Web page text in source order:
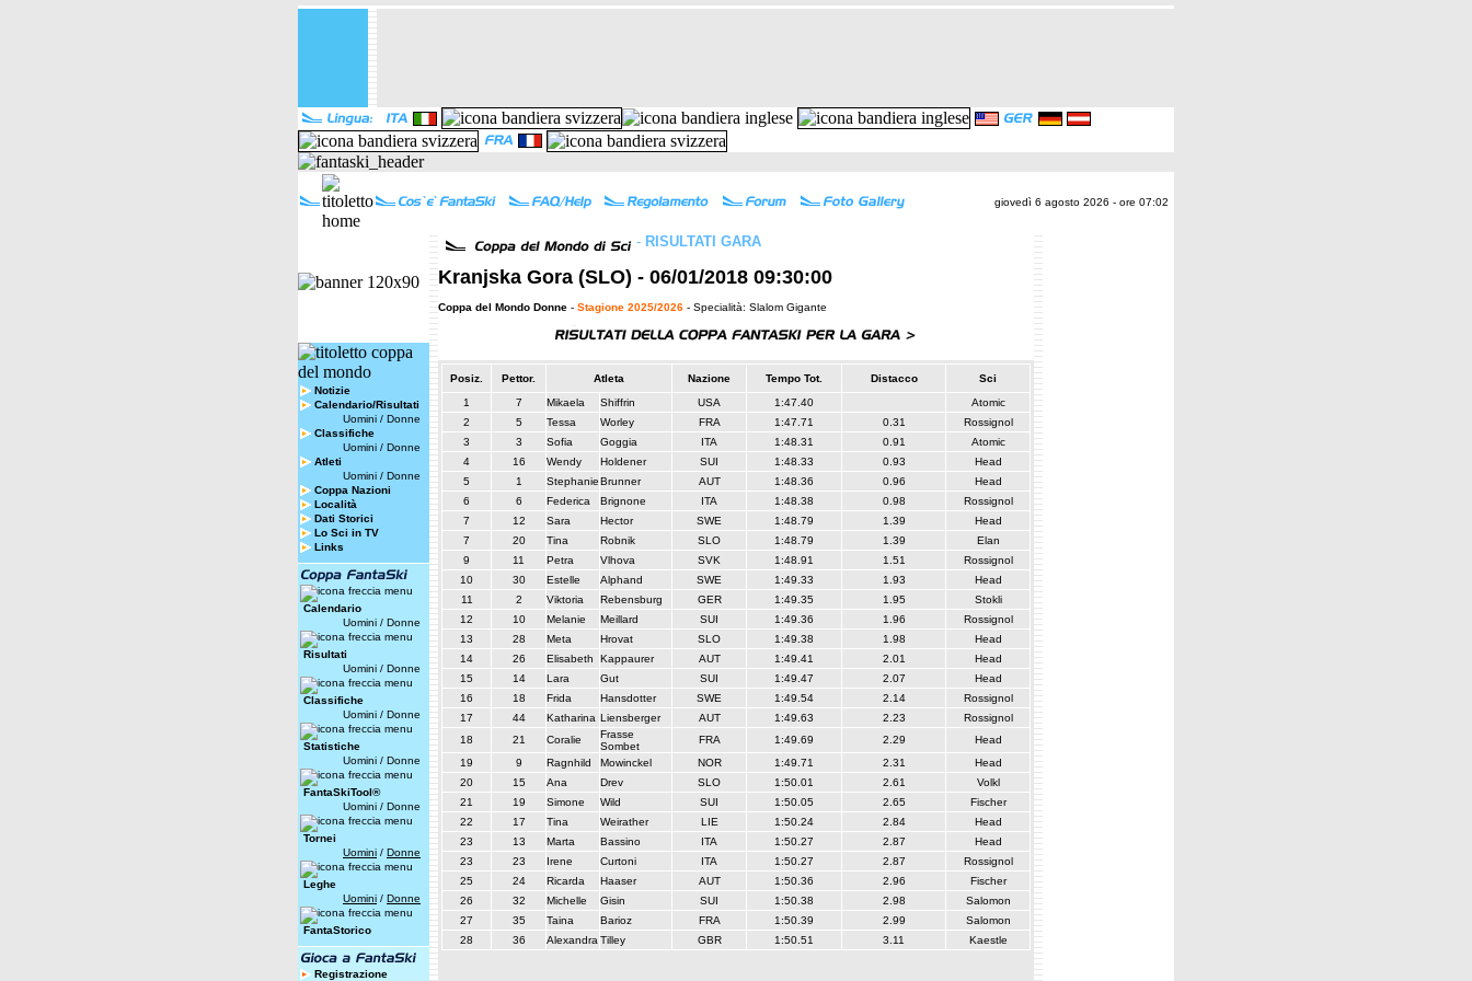
giovedì 6 agosto 2026 - ore 07:02
Notizie
Calendario/Risultati
Uomini / Donne
Classifiche
Uomini / Donne
Atleti
Uomini / Donne
Coppa Nazioni
Località
Dati Storici
Lo Sci in TV
Links
Calendario
Uomini / Donne
Risultati
Uomini / Donne
Classifiche
Uomini / Donne
Statistiche
Uomini / Donne
FantaSkiTool®
Uomini / Donne
Tornei
Uomini / Donne
Leghe
Uomini / Donne
FantaStorico
Registrazione
- RISULTATI GARA
Kranjska Gora (SLO) - 06/01/2018 09:30:00
Coppa del Mondo Donne - Stagione 2025/2026 - Specialità: Slalom Gigante
Posiz. Pettor. Atleta Nazione Tempo Tot. Distacco
Sci
1
7 Mikaela Shiffrin USA 1:47.40
Atomic
2
5 Tessa Worley FRA 1:47.71 0.31
Rossignol
3
3 Sofia Goggia ITA 1:48.31 0.91
Atomic
4
16 Wendy Holdener SUI 1:48.33 0.93
Head
5
1 StephanieBrunner AUT 1:48.36 0.96
Head
6
6 Federica Brignone ITA 1:48.38 0.98
Rossignol
7
12 Sara Hector SWE 1:48.79 1.39
Head
7
20 Tina Robnik SLO 1:48.79 1.39
Elan
9
11 Petra Vlhova SVK 1:48.91 1.51
Rossignol
10
30 Estelle Alphand SWE 1:49.33 1.93
Head
11
2 Viktoria Rebensburg GER 1:49.35 1.95
Stokli
12
10 Melanie Meillard SUI 1:49.36 1.96
Rossignol
13
28 Meta Hrovat SLO 1:49.38 1.98
Head
14
26 Elisabeth Kappaurer AUT 1:49.41 2.01
Head
15
14 Lara Gut SUI 1:49.47 2.07
Head
16
18 Frida Hansdotter SWE 1:49.54 2.14
Rossignol
17
44 Katharina Liensberger AUT 1:49.63 2.23
Rossignol
18
21 Coralie
Frasse
Sombet
FRA 1:49.69 2.29
Head
19
9 Ragnhild Mowinckel NOR 1:49.71 2.31
Head
20
15 Ana Drev SLO 1:50.01 2.61
Volkl
21
19 Simone Wild SUI 1:50.05 2.65
Fischer
22
17 Tina Weirather LIE 1:50.24 2.84
Head
23
13 Marta Bassino ITA 1:50.27 2.87
Head
23
23 Irene Curtoni ITA 1:50.27 2.87
Rossignol
25
24 Ricarda Haaser AUT 1:50.36 2.96
Fischer
26
32 Michelle Gisin SUI 1:50.38 2.98
Salomon
27
35 Taina Barioz FRA 1:50.39 2.99
Salomon
28
36 Alexandra Tilley GBR 1:50.51 3.11 Kaestle